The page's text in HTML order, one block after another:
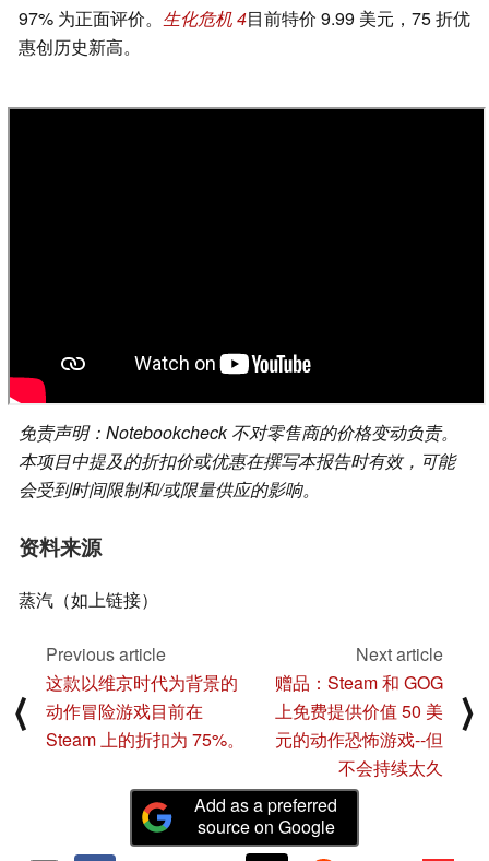
97% 为正面评价。 生化危机 4目前特价 9.99 美元，75 折优
惠创历史新高。
免责声明：Notebookcheck 不对零售商的价格变动负责。
本项目中提及的折扣价或优惠在撰写本报告时有效，可能
会受到时间限制和/或限量供应的影响。
资料来源
蒸汽（如上链接）
⟨
Previous article
这款以维京时代为背景的
动作冒险游戏目前在
Steam 上的折扣为 75%。
Next article
赠品：Steam 和 GOG
上免费提供价值 50 美
元的动作恐怖游戏--但
不会持续太久
⟩
Add as a preferred
source on Google